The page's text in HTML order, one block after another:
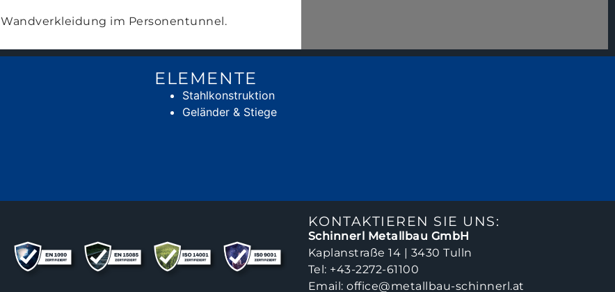
Wandverkleidung im Personentunnel.
ELEMENTE
Stahlkonstruktion
Geländer & Stiege
KONTAKTIEREN SIE UNS:
Schinnerl Metallbau GmbH
Kaplanstraße 14 | 3430 Tulln
Tel: +43-2272-61100
Email:office@metallbau-schinnerl.at